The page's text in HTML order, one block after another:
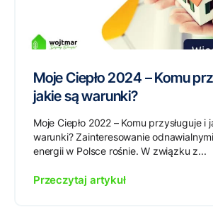
Moje Ciepło 2024 – Komu
jakie są warunki?
Moje Ciepło 2022 – Komu przysługuje i
warunki? Zainteresowanie
energii w Polsce rośnie. W związku z...
Przeczytaj artykuł